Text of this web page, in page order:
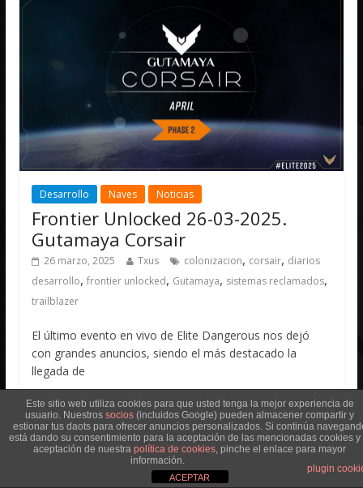
Desarrollo Naves Noticias
Frontier Unlocked 26-03-2025.
Gutamaya Corsair
26 marzo, 2025 Txus colonizacion, corsair, diarios
desarrollo,frontier unlocked, Gutamaya, sistemas reclamados,
trailblazer
El último evento en vivo de Elite Dangerous nos dejó
con grandes anuncios, siendo el más destacado la
llegada de
Leer más
Este sitio web utiliza cookies para que usted tenga la mejor experiencia de
usuario. Nuestros socios (incluidos Google) pueden almacener compartir y
estionar tus daots para ofrecer anuncios personalizados. Si continúa
está dando su consentimiento para la aceptación de las mencionadas cookies y
aceptación de nuestra política de cookies, pinche el enlace para mayor
información.
plugin
ACEPTAR